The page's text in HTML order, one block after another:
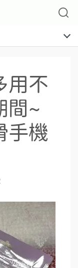
用不
間~
手機